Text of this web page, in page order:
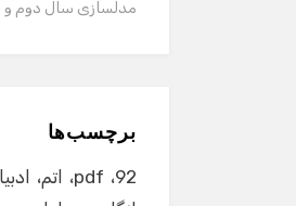
مدلسازی سال دوم و
برچسب‌ها
92
pdf اتم